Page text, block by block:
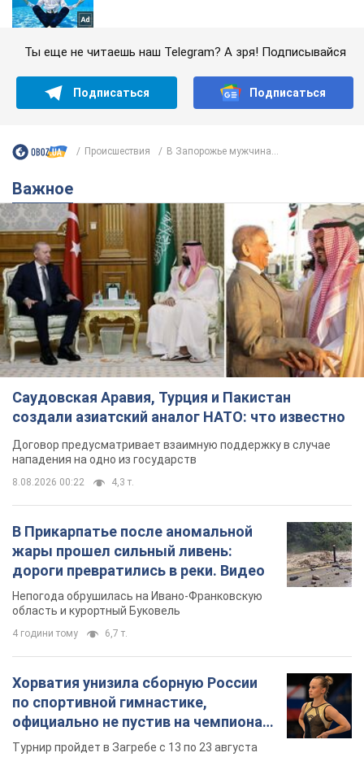
Ты еще не читаешь наш Telegram? А зря! Подписывайся
Подписаться Подписаться
Происшествия В Запорожье мужчина...
Важное
Саудовская Аравия, Турция и Пакистан
создали азиатский аналог НАТО: что известно
Договор предусматривает взаимную поддержку в случае
нападения на одно из государств
8.08.2026 00:22 4,3 т.
В Прикарпатье после аномальной
жары прошел сильный ливень:
дороги превратились в реки. Видео
Непогода обрушилась на Ивано-Франковскую
область и курортный Буковель
4 години тому 6,7 т.
Хорватия унизила сборную России
по спортивной гимнастике,
официально не пустив на чемпионат
Европы основных спортсменов
Турнир пройдет в Загребе с 13 по 23 августа